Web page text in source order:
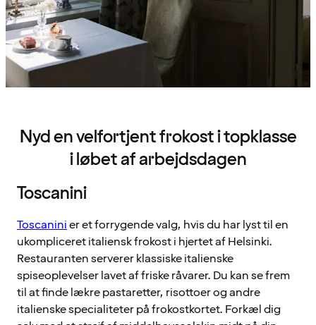
Nyd en velfortjent frokost i topklasse
i løbet af arbejdsdagen
Toscanini
Toscaninier et forrygende valg, hvis du har lyst til en
ukompliceret italiensk frokost i hjertet af Helsinki.
Restauranten serverer klassiske italienske
spiseoplevelser lavet af friske råvarer. Du kan se frem
til at finde lækre pastaretter, risottoer og andre
italienske specialiteter på frokostkortet. Forkæl dig